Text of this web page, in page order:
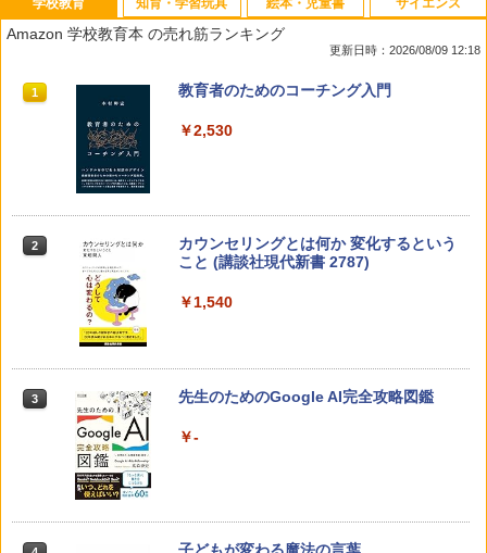
学校教育
Amazon 学校教育本 の売れ筋ランキング
更新日時：2026/08/09 12:18
1 教育者のためのコーチング入門
￥2,530
2
カウンセリングとは何か 変化するという
こと (講談社現代新書 2787)
￥1,540
3 先生のためのGoogle AI完全攻略図鑑
￥-
知育・学習玩具 絵本・児童書 サイエンス